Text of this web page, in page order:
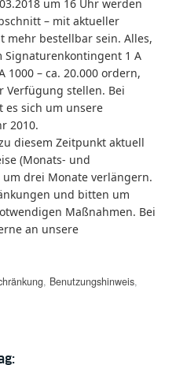
um 16 Uhr werden
– mit aktueller
mehr bestellbar sein. Alles,
Signaturenkontingent 1 A
1000 – ca. 20.000 ordern,
Verfügung stellen. Bei
es sich um unsere
2010.
diesem Zeitpunkt aktuell
(Monats- und
um drei Monate verlängern.
und bitten um
Maßnahmen. Bei
an unsere
, Benutzungshinweis,